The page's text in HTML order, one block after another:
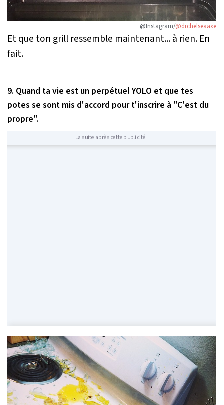
@Instagram/@drchelseaaxe
Et que ton grill ressemble maintenant... à rien. En
fait.
9. Quand ta vie est un perpétuel YOLO et que tes
potes se sont mis d'accord pour t'inscrire à "C'est du
propre".
La suite après cette publicité